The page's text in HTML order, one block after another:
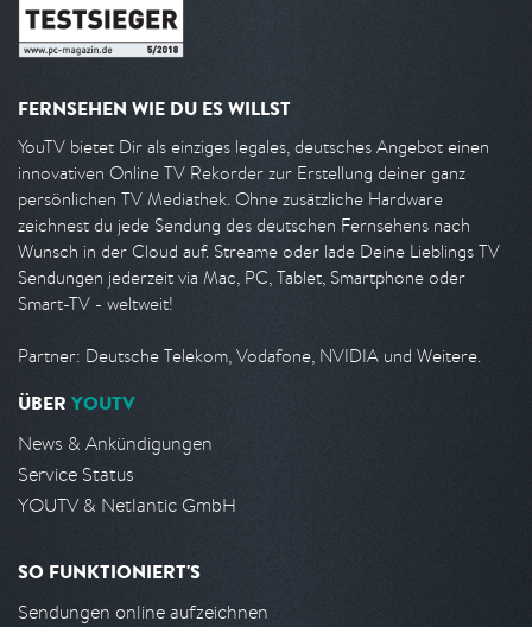
FERNSEHEN WIE DU ES WILLST
YouTV bietet Dir als einziges legales, deutsches Angebot einen
innovativen Online TV Rekorder zur Erstellung deiner ganz
persönlichen TV Mediathek. Ohne zusätzliche Hardware
zeichnest du jede Sendung des deutschen Fernsehens nach
Wunsch in der Cloud auf. Streame oder lade Deine Lieblings TV
Sendungen jederzeit via Mac, PC, Tablet, Smartphone oder
Smart-TV - weltweit!
Partner: Deutsche Telekom, Vodafone, NVIDIA und Weitere.
ÜBER YOUTV
News & Ankündigungen
Service Status
YOUTV & Netlantic GmbH
SO FUNKTIONIERT'S
Sendungen online aufzeichnen